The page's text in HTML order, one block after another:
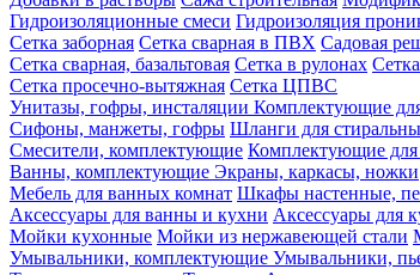
Гидроизоляционные смеси Гидроизоляция
Сетка заборная Сетка сварная в ПВХ Садовая
Сетка сварная, базальтовая Сетка в рулонах
Сетка просечно-вытяжная Сетка ЦПВС
Унитазы, гофры, инсталяции Комплектующие
Сифоны, манжеты, гофры Шланги для
Смесители, комплектующие Комплектующие для
Ванны, комплектующие Экраны, каркасы, ножки
Мебель для ванных комнат Шкафы настенные,
Аксессуары для ванны и кухни Аксессуары для
Мойки кухонные Мойки из нержавеющей стали
Умывальники, комплектующие Умывальники,